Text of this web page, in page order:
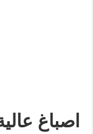
اصباغ